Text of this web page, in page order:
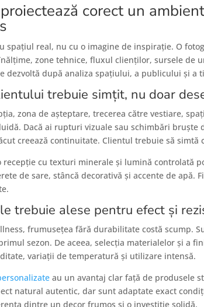
corect un
spațiul real, nu cu o imagine de inspirație. O
zone tehnice, fluxul clienților, sursele de
dezvoltă după analiza spațiului, a publicului și a
trebuie simțit, nu doar
zona de așteptare, trecerea către vestiare,
Dacă ai rupturi vizuale sau schimbări
creează continuitate. Clientul trebuie să simtă
recepție cu texturi minerale și lumină controlată
de sare, stâncă decorativă și accente de apă.
trebuie alese pentru efect și
frumusețea fără durabilitate costă scump.
sezon. De aceea, selecția materialelor și a
variații de temperatură și utilizare intensă.
au un avantaj clar față de produsele
natural autentic, dar sunt adaptate exact
dintre un decor frumos și o investiție solidă.